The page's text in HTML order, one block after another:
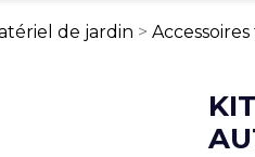
de jardin